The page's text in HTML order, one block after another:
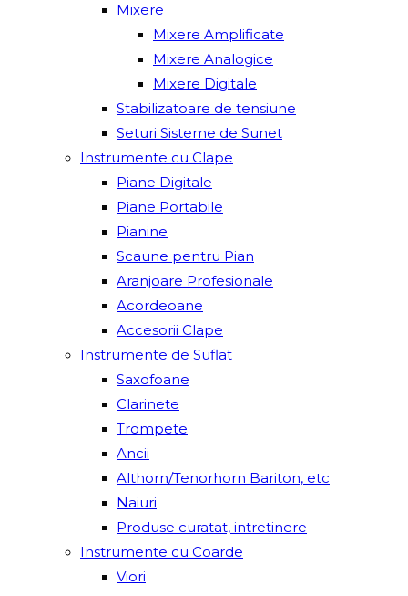
Mixere
Mixere Amplificate
Mixere Analogice
Mixere Digitale
Stabilizatoare de tensiune
Seturi Sisteme de Sunet
Instrumente cu Clape
Piane Digitale
Piane Portabile
Pianine
Scaune pentru Pian
Aranjoare Profesionale
Acordeoane
Accesorii Clape
Instrumente de Suflat
Saxofoane
Clarinete
Trompete
Ancii
Althorn/Tenorhorn Bariton, etc
Naiuri
Produse curatat, intretinere
Instrumente cu Coarde
Viori